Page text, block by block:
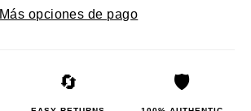
Más opciones de pago
🔄 🛡️